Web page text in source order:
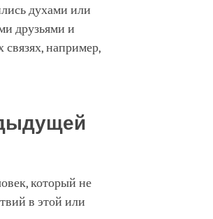
духами или
друзьями и
например,
который не
в этой или